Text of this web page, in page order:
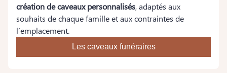
création de caveaux personnalisés, adaptés aux
souhaits de chaque famille et aux contraintes de
l’emplacement.
Les caveaux funéraires